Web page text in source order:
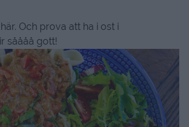
Och prova att ha i ost i
såååå gott!